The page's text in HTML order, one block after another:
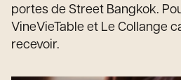
portes de Street Bangkok.
VineVieTable et Le Collange
recevoir.